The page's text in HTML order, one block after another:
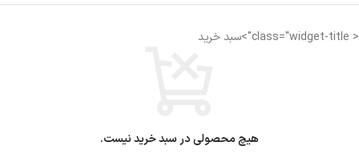
< class="widget-title">سبد خرید
هیچ محصولی در سبد خرید نیست.